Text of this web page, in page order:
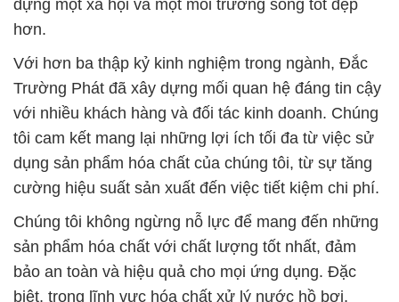
với nhiều khách hàng và đối tác kinh doanh. Chúng
tôi cam kết mang lại những lợi ích tối đa từ việc sử
dụng sản phẩm hóa chất của chúng tôi, từ sự tăng
cường hiệu suất sản xuất đến việc tiết kiệm chi phí.
Chúng tôi không ngừng nỗ lực để mang đến những
sản phẩm hóa chất với chất lượng tốt nhất, đảm
bảo an toàn và hiệu quả cho mọi ứng dụng. Đặc
biệt, trong lĩnh vực hóa chất xử lý nước hồ bơi,
chúng tôi hiểu rằng việc duy trì chất lượng nước là
yếu tố quan trọng để đảm bảo an toàn cho người sử
dụng.
Hãy đồng hành cùng chúng tôi trên hành trình phát